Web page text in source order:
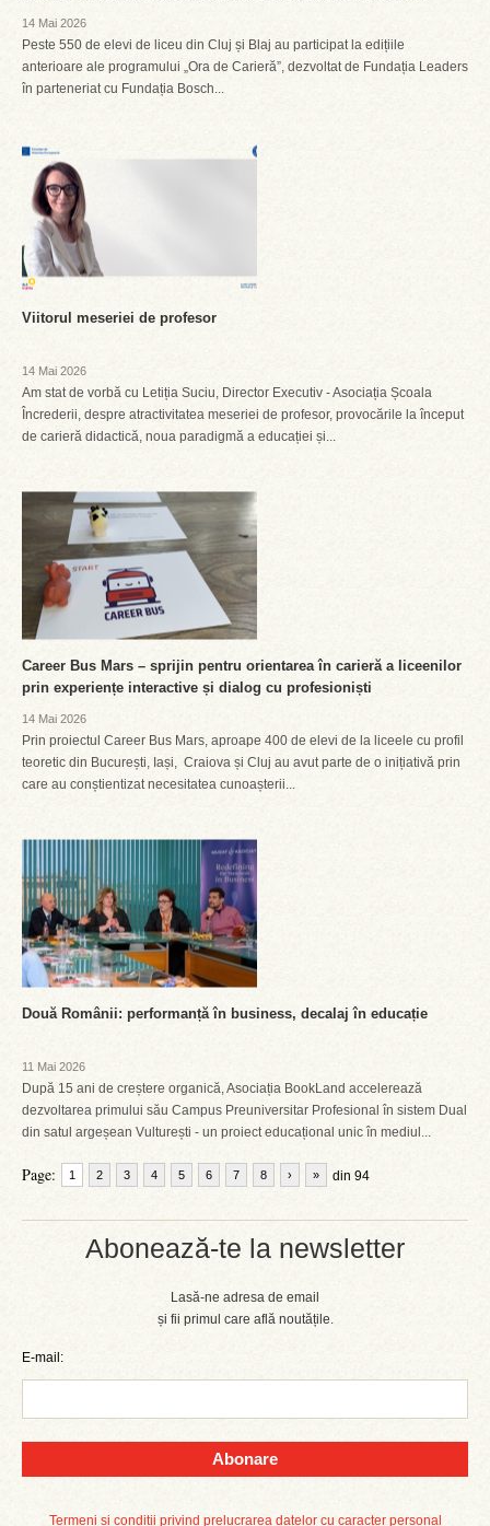
Abonează-te la newsletter
Lasă-ne adresa de email
și fii primul care află noutățile.
E-mail:
Abonare
Termeni și condiții privind prelucrarea datelor cu caracter personal
14 Mai 2026
Peste 550 de elevi de liceu din Cluj și Blaj au participat la edițiile
anterioare ale programului „Ora de Carieră”, dezvoltat de Fundația Leaders
în parteneriat cu Fundația Bosch...
Viitorul meseriei de profesor
14 Mai 2026
Am stat de vorbă cu Letiția Suciu, Director Executiv - Asociația Școala
Încrederii, despre atractivitatea meseriei de profesor, provocările la început
de carieră didactică, noua paradigmă a educației și...
Career Bus Mars – sprijin pentru orientarea în carieră a liceenilor
prin experiențe interactive și dialog cu profesioniști
14 Mai 2026
Prin proiectul Career Bus Mars, aproape 400 de elevi de la liceele cu profil
teoretic din București, Iași, Craiova și Cluj au avut parte de o inițiativă prin
care au conștientizat necesitatea cunoașterii...
Două Românii: performanță în business, decalaj în educație
11 Mai 2026
După 15 ani de creștere organică, Asociația BookLand accelerează
dezvoltarea primului său Campus Preuniversitar Profesional în sistem Dual
din satul argeșean Vulturești - un proiect educațional unic în mediul...
Page: 1 2 3 4 5 6 7 8 din 94
› »